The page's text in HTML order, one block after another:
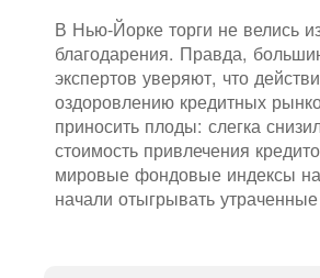
В Нью-Йорке торги не велись
благодарения. Правда,
экспертов уверяют, что
оздоровлению кредитных
приносить плоды: слегка
стоимость привлечения
мировые фондовые индексы
начали отыгрывать